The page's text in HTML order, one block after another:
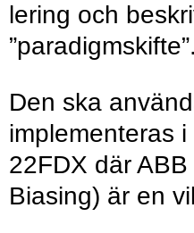
lering och
”paradigmskifte”.
Den ska
implementeras
22FDX där
Biasing) är en